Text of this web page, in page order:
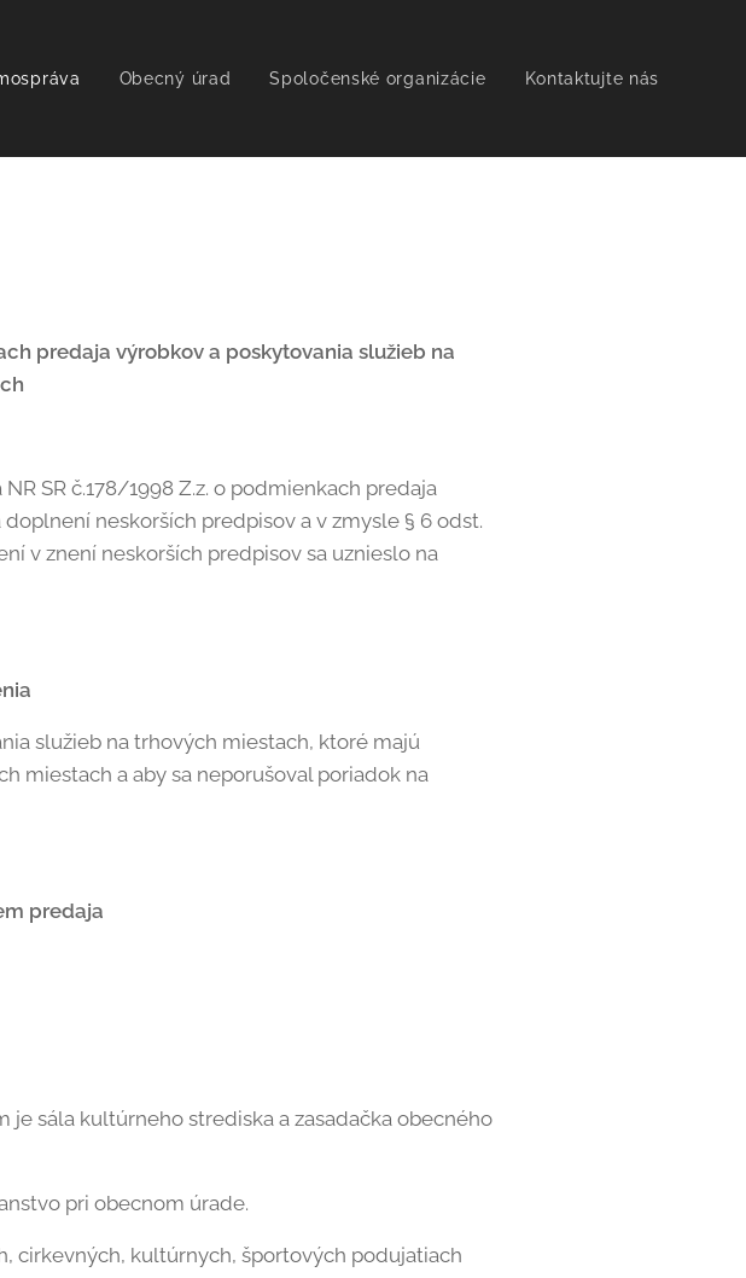
Obecný úrad Spoločenské organizácie Kontaktujte nás
predaja výrobkov a poskytovania služieb na
SR č.178/1998 Z.z. o podmienkach predaja
neskorších predpisov a v zmysle § 6 odst.
v znení neskorších predpisov sa uznieslo na
služieb na trhových miestach, ktoré majú
miestach a aby sa neporušoval poriadok na
predaja
sála kultúrneho strediska a zasadačka obecného
pri obecnom úrade.
cirkevných, kultúrnych, športových podujatiach